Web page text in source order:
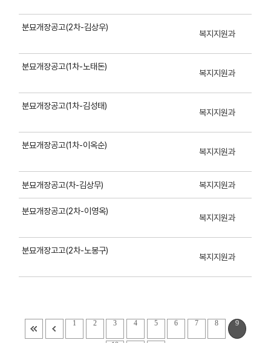
분묘개장공고(2차-김상우)
복지지원과
분묘개장공고(1차-노태돈)
복지지원과
분묘개장공고(1차-김성태)
복지지원과
분묘개장공고(1차-이옥순)
복지지원과
분묘개장공고(차-김상무) 복지지원과
분묘개장공고(2차-이영옥)
복지지원과
분묘개장고고(2차-노봉구)
복지지원과
1 2 3 4 5 6 7 8 9